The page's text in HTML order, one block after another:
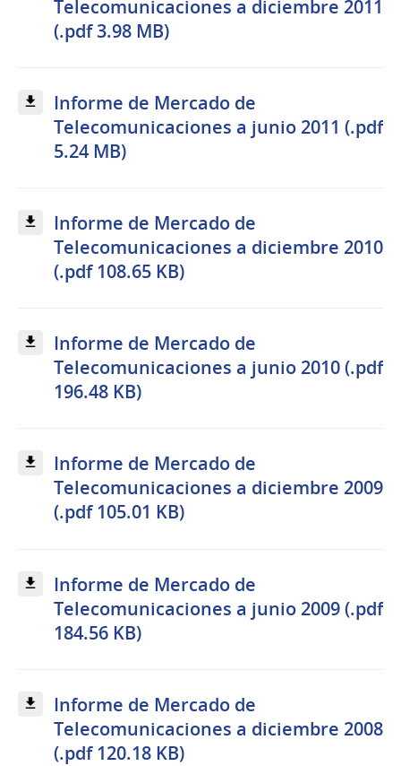
Telecomunicaciones a diciembre 2011
(.pdf 3.98 MB)
Informe de Mercado de
Telecomunicaciones a junio 2011 (.pdf
5.24 MB)
Informe de Mercado de
Telecomunicaciones a diciembre 2010
(.pdf 108.65 KB)
Informe de Mercado de
Telecomunicaciones a junio 2010 (.pdf
196.48 KB)
Informe de Mercado de
Telecomunicaciones a diciembre 2009
(.pdf 105.01 KB)
Informe de Mercado de
Telecomunicaciones a junio 2009 (.pdf
184.56 KB)
Informe de Mercado de
Telecomunicaciones a diciembre 2008
(.pdf 120.18 KB)